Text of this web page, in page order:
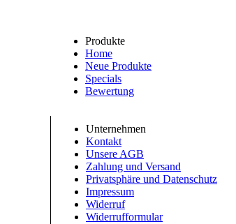
Produkte
Home
Neue Produkte
Specials
Bewertung
Unternehmen
Kontakt
Unsere AGB
Zahlung und Versand
Privatsphäre und Datenschutz
Impressum
Widerruf
Widerrufformular